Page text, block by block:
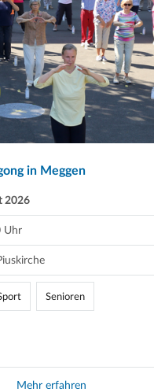
in Meggen
2026
Uhr
Senioren
Mehr erfahren